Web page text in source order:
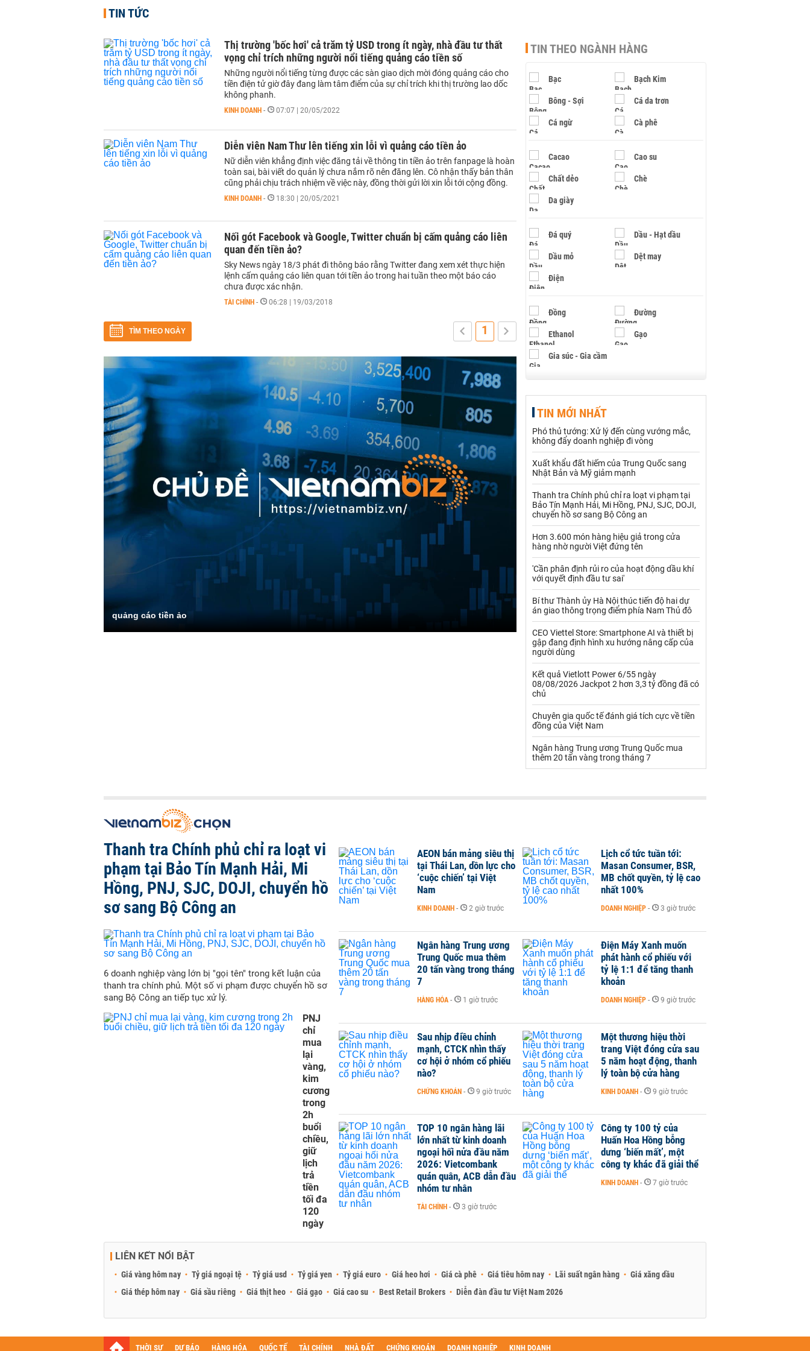
TIN TỨC
Thị trường 'bốc hơi' cả trăm tỷ USD trong ít ngày, nhà đầu tư thất
vọng chỉ trích những người nổi tiếng quảng cáo tiền số
Những người nổi tiếng từng được các sàn giao dịch mời đóng quảng cáo cho
tiền điện tử giờ đây đang làm tâm điểm của sự chỉ trích khi thị trường lao dốc
không phanh.
KINH DOANH - 07:07 | 20/05/2022
Diễn viên Nam Thư lên tiếng xin lỗi vì quảng cáo tiền ảo
Nữ diễn viên khẳng định việc đăng tải về thông tin tiền ảo trên fanpage là hoàn
toàn sai, bài viết do quản lý chưa nắm rõ nên đăng lên. Cô nhận thấy bản thân
cũng phải chịu trách nhiệm về việc này, đồng thời gửi lời xin lỗi tới cộng đồng.
KINH DOANH - 18:30 | 20/05/2021
Nối gót Facebook và Google, Twitter chuẩn bị cấm quảng cáo liên
quan đến tiền ảo?
Sky News ngày 18/3 phát đi thông báo rằng Twitter đang xem xét thực hiện
lệnh cấm quảng cáo liên quan tới tiền ảo trong hai tuần theo một báo cáo
chưa được xác nhận.
TÀI CHÍNH - 06:28 | 19/03/2018
TÌM THEO NGÀY 1
quảng cáo tiền ảo
TIN THEO NGÀNH HÀNG
Bạc Bạch Kim
Bông - Sợi Cá da trơn
Cá ngừ Cà phê
Cacao Cao su
Chất dẻo Chè
Da giày
Đá quý Dầu - Hạt dầu
Dầu mỏ Dệt may
Điện
Đồng Đường
Ethanol Gạo
Gia súc - Gia cầm
Hạt điều
Khí đốt
Kim loại khác Mắc ca
Muối Ngũ cốc
Nhựa - Hạt nhựa
Palladium Phân bón
Rau - Củ -Quả Sắt thép
Sữa
Than Thức ăn chăn nuôi
Thủy hải sản khác Tôm
Xi măng - Clynker
TIN MỚI NHẤT
Phó thủ tướng: Xử lý đến cùng vướng mắc,
không đẩy doanh nghiệp đi vòng
Xuất khẩu đất hiếm của Trung Quốc sang
Nhật Bản và Mỹ giảm mạnh
Thanh tra Chính phủ chỉ ra loạt vi phạm tại
Bảo Tín Mạnh Hải, Mi Hồng, PNJ, SJC, DOJI,
chuyển hồ sơ sang Bộ Công an
Hơn 3.600 món hàng hiệu giả trong cửa
hàng nhờ người Việt đứng tên
'Cần phân định rủi ro của hoạt động dầu khí
với quyết định đầu tư sai'
Bí thư Thành ủy Hà Nội thúc tiến độ hai dự
án giao thông trọng điểm phía Nam Thủ đô
CEO Viettel Store: Smartphone AI và thiết bị
gập đang định hình xu hướng nâng cấp của
người dùng
Kết quả Vietlott Power 6/55 ngày
08/08/2026 Jackpot 2 hơn 3,3 tỷ đồng đã có
chủ
Chuyên gia quốc tế đánh giá tích cực về tiền
đồng của Việt Nam
Ngân hàng Trung ương Trung Quốc mua
thêm 20 tấn vàng trong tháng 7
Thanh tra Chính phủ chỉ ra loạt vi
phạm tại Bảo Tín Mạnh Hải, Mi
Hồng, PNJ, SJC, DOJI, chuyển hồ
sơ sang Bộ Công an
6 doanh nghiệp vàng lớn bị "gọi tên" trong kết luận của
thanh tra chính phủ. Một số vi phạm được chuyển hồ sơ
sang Bộ Công an tiếp tục xử lý.
PNJ
chỉ
mua
lại
vàng,
kim
cương
trong
2h
buổi
chiều,
giữ
lịch
trả
tiền
tối đa
120
ngày
AEON bán mảng siêu thị
tại Thái Lan, dồn lực cho
‘cuộc chiến’ tại Việt
Nam
KINH DOANH - 2 giờ trước
Lịch cổ tức tuần tới:
Masan Consumer, BSR,
MB chốt quyền, tỷ lệ cao
nhất 100%
DOANH NGHIỆP - 3 giờ trước
Ngân hàng Trung ương
Trung Quốc mua thêm
20 tấn vàng trong tháng
7
HÀNG HÓA - 1 giờ trước
Điện Máy Xanh muốn
phát hành cổ phiếu với
tỷ lệ 1:1 để tăng thanh
khoản
DOANH NGHIỆP - 9 giờ trước
Sau nhịp điều chỉnh
mạnh, CTCK nhìn thấy
cơ hội ở nhóm cổ phiếu
nào?
CHỨNG KHOÁN - 9 giờ trước
Một thương hiệu thời
trang Việt đóng cửa sau
5 năm hoạt động, thanh
lý toàn bộ cửa hàng
KINH DOANH - 9 giờ trước
TOP 10 ngân hàng lãi
lớn nhất từ kinh doanh
ngoại hối nửa đầu năm
2026: Vietcombank
quán quân, ACB dẫn đầu
nhóm tư nhân
TÀI CHÍNH - 3 giờ trước
Công ty 100 tỷ của
Huấn Hoa Hồng bỗng
dưng ‘biến mất’, một
công ty khác đã giải thể
KINH DOANH - 7 giờ trước
LIÊN KẾT NỔI BẬT
Giá vàng hôm nay Tỷ giá ngoại tệ Tỷ giá usd Tỷ giá yen Tỷ giá euro Giá heo hơi Giá cà phê Giá tiêu hôm nay Lãi suất ngân hàng
Giá xăng dầu
Giá thép hôm nay
Giá sầu riêng Giá thịt heo Giá gạo Giá cao su Best Retail Brokers Diễn đàn đầu tư Việt Nam 2026
THỜI SỰ DỰ BÁO HÀNG HÓA QUỐC TẾ TÀI CHÍNH NHÀ ĐẤT CHỨNG KHOÁN DOANH NGHIỆP KINH DOANH